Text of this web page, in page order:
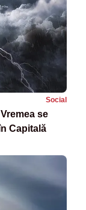
Social
se
Capitală